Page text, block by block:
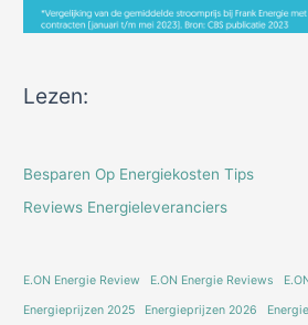
Lezen:
Besparen Op Energiekosten Tips
Reviews Energieleveranciers
E.ON Energie Review E.ON Energie Reviews
Energieprijzen 2025 Energieprijzen 2026